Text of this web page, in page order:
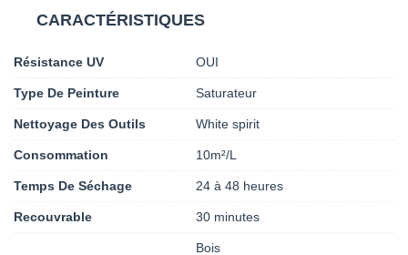
CARACTÉRISTIQUES
Résistance UV OUI
Type De Peinture Saturateur
Nettoyage Des Outils White spirit
Consommation 10m²/L
Temps De Séchage 24 à 48 heures
Recouvrable 30 minutes
Bois